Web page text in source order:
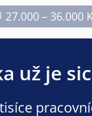
27.000 – 36.000
už je